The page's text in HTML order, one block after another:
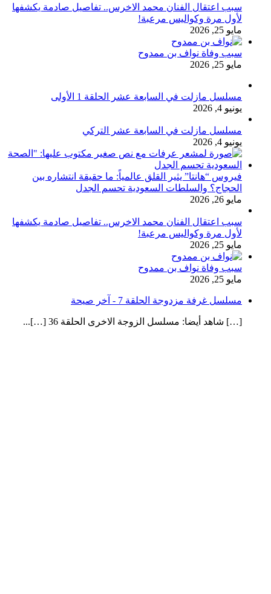
سبب اعتقال الفنان محمد الاخرس.. تفاصيل صادمة يكشفها
لأول مرة وكواليس مرعبة!
مايو 25, 2026
سبب وفاة نواف بن ممدوح
مايو 25, 2026
مسلسل مازلت في السابعة عشر الحلقة 1 الأولى
يونيو 4, 2026
مسلسل مازلت في السابعة عشر التركي
يونيو 4, 2026
فيروس “هانتا” يثير القلق عالمياً: ما حقيقة انتشاره بين
الحجاج؟ والسلطات السعودية تحسم الجدل
مايو 26, 2026
سبب اعتقال الفنان محمد الاخرس.. تفاصيل صادمة يكشفها
لأول مرة وكواليس مرعبة!
مايو 25, 2026
سبب وفاة نواف بن ممدوح
مايو 25, 2026
مسلسل غرفة مزدوجة الحلقة 7 - آخر صيحة
[…] شاهد أيضا: مسلسل الزوجة الاخرى الحلقة 36 […]...